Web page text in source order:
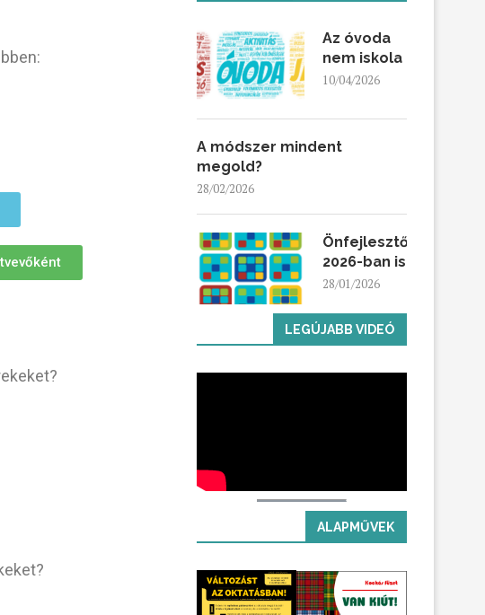
Az óvoda
nem iskola
10/04/2026
A módszer mindent
megold?
28/02/2026
Önfejlesztő
2026-ban is
28/01/2026
LEGÚJABB VIDEÓ
ALAPMŰVEK